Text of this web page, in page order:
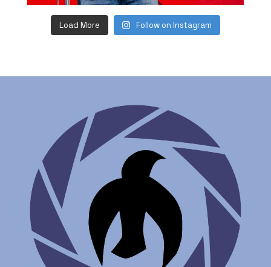
Load More Follow on Instagram